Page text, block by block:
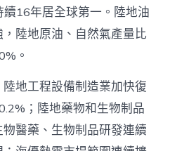
16年居全球第一。陸地油
陸地原油、自然氣產量比
。
地工程設備制造業加快復
；陸地藥物和生物制品
醫藥、生物制品研發連續